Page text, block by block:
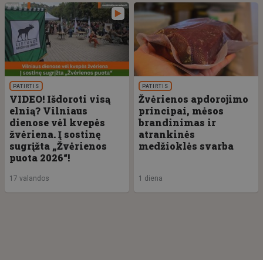
PATIRTIS
VIDEO! Išdoroti visą
elnią? Vilniaus
dienose vėl kvepės
žvėriena. Į sostinę
sugrįžta „Žvėrienos
puota 2026“!
17 valandos
PATIRTIS
Žvėrienos apdorojimo
principai, mėsos
brandinimas ir
atrankinės
medžioklės svarba
1 diena